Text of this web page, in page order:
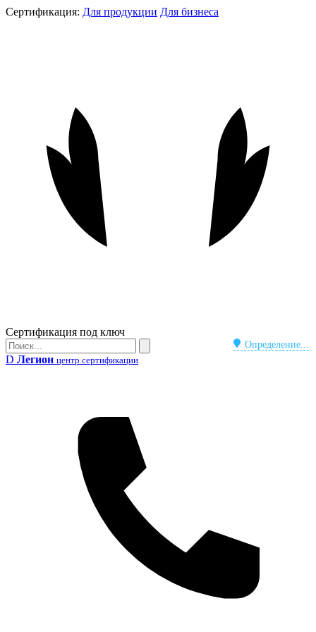
Сертификация: Для продукции Для бизнеса
Бейдж
Сертификация под ключ
Определение...
Поиск
Поиск
D Легион центр сертификации